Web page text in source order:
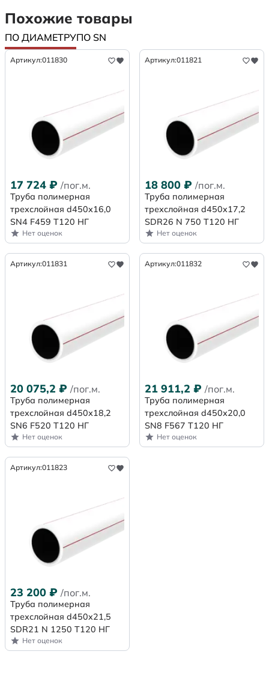
Похожие товары
ПО ДИАМЕТРУПО SN
Артикул:011830
17 724 ₽ /пог.м.
Труба полимерная
трехслойная d450х16,0
SN4 F459 Т120 НГ
Нет оценок
Артикул:011821
18 800 ₽ /пог.м.
Труба полимерная
трехслойная d450x17,2
SDR26 N 750 Т120 НГ
Нет оценок
Артикул:011831
20 075,2 ₽ /пог.м.
Труба полимерная
трехслойная d450х18,2
SN6 F520 Т120 НГ
Нет оценок
Артикул:011832
21 911,2 ₽ /пог.м.
Труба полимерная
трехслойная d450х20,0
SN8 F567 Т120 НГ
Нет оценок
Артикул:011823
23 200 ₽ /пог.м.
Труба полимерная
трехслойная d450x21,5
SDR21 N 1250 Т120 НГ
Нет оценок